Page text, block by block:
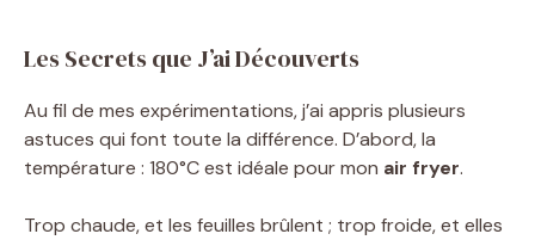
Les Secrets que J’ai Découverts
Au fil de mes expérimentations, j’ai appris plusieurs
astuces qui font toute la différence. D’abord, la
température : 180°C est idéale pour mon air fryer.
Trop chaude, et les feuilles brûlent ; trop froide, et elles